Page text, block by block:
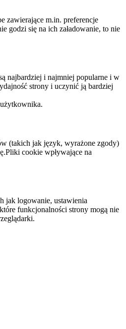
zawierające m.in. preferencje
godzi się na ich załadowanie, to nie
najbardziej i najmniej popularne i w
strony i uczynić ją bardziej
(takich jak język, wyrażone zgody)
cookie wpływające na
jak logowanie, ustawienia
funkcjonalności strony mogą nie